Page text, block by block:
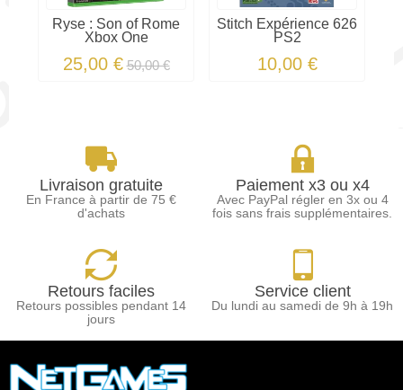
Ryse : Son of Rome
Xbox One
25,00 € 50,00 €
Stitch Expérience 626
PS2
10,00 €
Livraison gratuite
En France à partir de 75 €
d'achats
Paiement x3 ou x4
Avec PayPal régler en 3x ou 4
fois sans frais supplémentaires.
Retours faciles
Retours possibles pendant 14
jours
Service client
Du lundi au samedi de 9h à 19h